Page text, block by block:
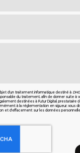
d’un traitement informatique destiné à
du traitement, afin de donner suite à
destinées à Futur Digital, prestataire de
à la réglementation en vigueur,
et d'effacement sur les données